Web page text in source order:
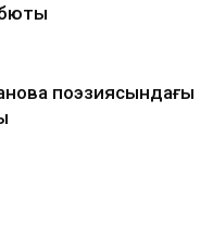
поэзиясындағы